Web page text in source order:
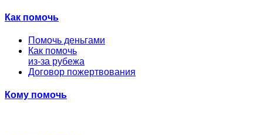
Как помочь
Помочь деньгами
Как помочь
из-за рубежа
Договор пожертвования
Кому помочь